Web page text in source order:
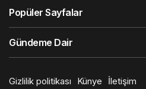
Popüler Sayfalar
Gündeme Dair
Gizlilik politikası Künye
İletişim